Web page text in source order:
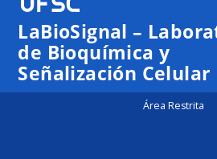
LaBioSignal –
de Bioquímica y
Señalización Celular
Área Restrita